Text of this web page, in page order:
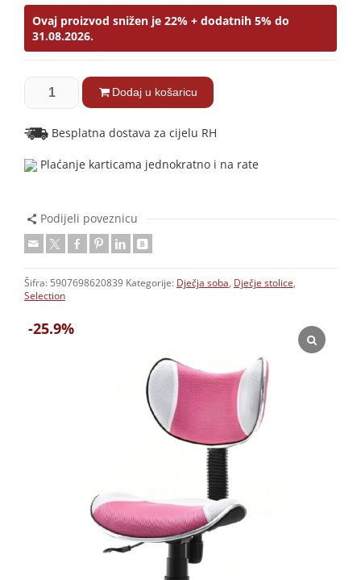
-25.9%
Ovaj proizvod snižen je 22% + dodatnih 5% do
31.08.2026.
Dodaj u košaricu
Besplatna dostava za cijelu RH
Plaćanje karticama jednokratno i na rate
Podijeli poveznicu
Šifra: 5907698620839 Kategorije: Dječja soba, Dječje stolice,
Selection